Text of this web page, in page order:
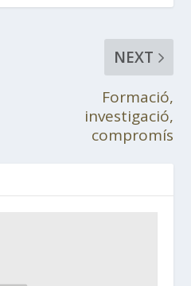
NEXT
Formació,
investigació,
compromís